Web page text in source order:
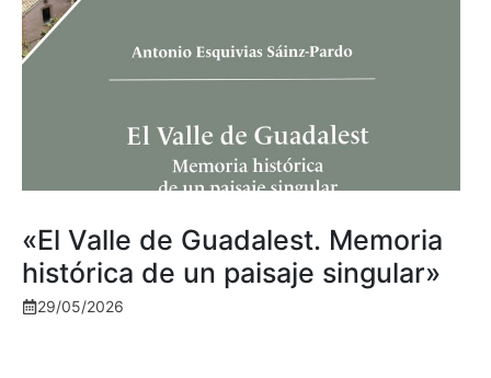
«El Valle de Guadalest. Memoria
histórica de un paisaje singular»
29/05/2026